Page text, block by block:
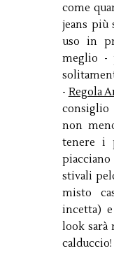
come
jeans più
uso in
meglio -
- Regola
non
tenere i
stivali
misto
incetta)
look
calduccio!